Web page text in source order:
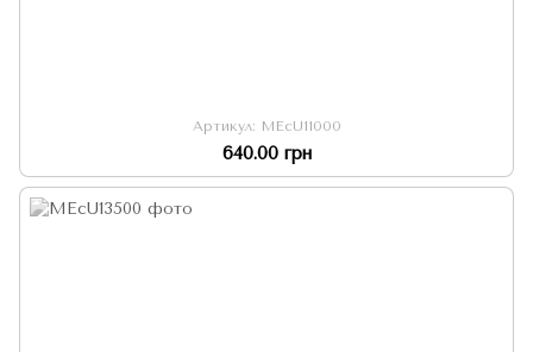
Артикул: MEcU11000
640.00 грн